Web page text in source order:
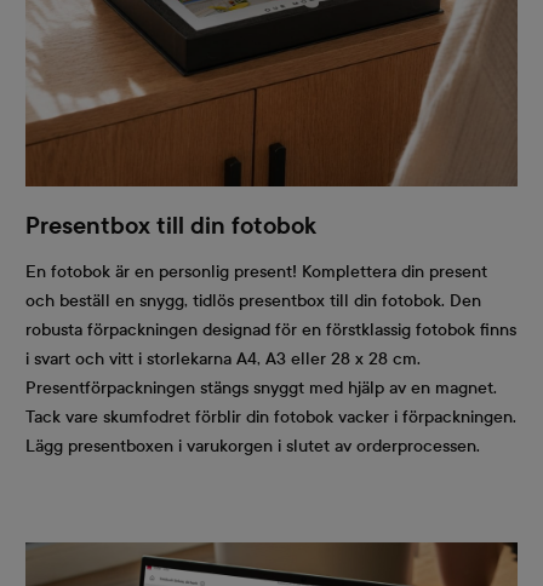
Presentbox till din fotobok
En fotobok är en personlig present! Komplettera din present
och beställ en snygg, tidlös presentbox till din fotobok. Den
robusta förpackningen designad för en förstklassig fotobok finns
i svart och vitt i storlekarna A4, A3 eller 28 x 28 cm.
Presentförpackningen stängs snyggt med hjälp av en magnet.
Tack vare skumfodret förblir din fotobok vacker i förpackningen.
Lägg presentboxen i varukorgen i slutet av orderprocessen.